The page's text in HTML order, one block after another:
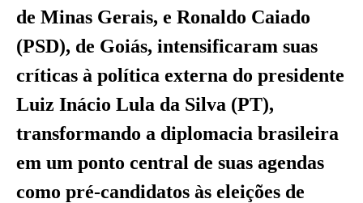
de Minas Gerais, e Ronaldo Caiado
(PSD), de Goiás, intensificaram suas
críticas à política externa do presidente
Luiz Inácio Lula da Silva (PT),
transformando a diplomacia brasileira
em um ponto central de suas agendas
como pré-candidatos às eleições de